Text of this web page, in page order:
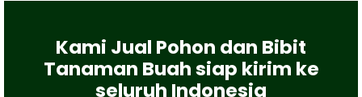
Kami Jual Pohon dan Bibit
Tanaman Buah siap kirim ke
seluruh Indonesia